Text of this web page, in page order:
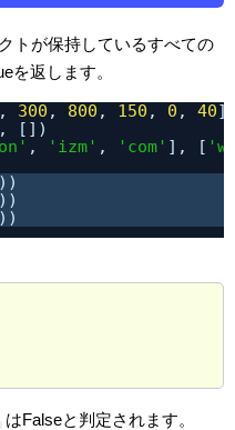
トが保持しているすべての
を返します。
, 300 , 800 , 150 , 0 , 40]
[])
, 'izm' , 'com' ], [
はFalseと判定されます。